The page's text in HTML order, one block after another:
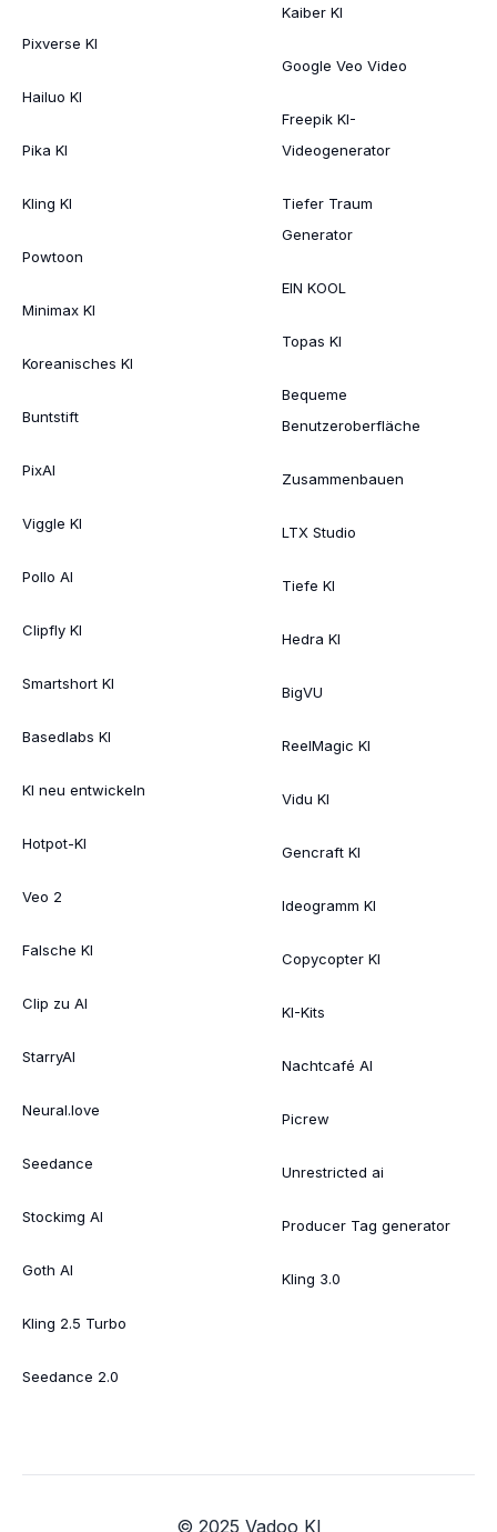
Pixverse KI
Hailuo KI
Pika KI
Kling KI
Powtoon
Minimax KI
Koreanisches KI
Buntstift
PixAI
Viggle KI
Pollo AI
Clipfly KI
Smartshort KI
Basedlabs KI
KI neu entwickeln
Hotpot-KI
Veo 2
Falsche KI
Clip zu AI
StarryAI
Neural.love
Seedance
Stockimg AI
Goth AI
Kling 2.5 Turbo
Seedance 2.0
Kaiber KI
Google Veo Video
Freepik KI-
Videogenerator
Tiefer Traum
Generator
EIN KOOL
Topas KI
Bequeme
Benutzeroberfläche
Zusammenbauen
LTX Studio
Tiefe KI
Hedra KI
BigVU
ReelMagic KI
Vidu KI
Gencraft KI
Ideogramm KI
Copycopter KI
KI-Kits
Nachtcafé AI
Picrew
Unrestricted ai
Producer Tag generator
Kling 3.0
© 2025 Vadoo KI